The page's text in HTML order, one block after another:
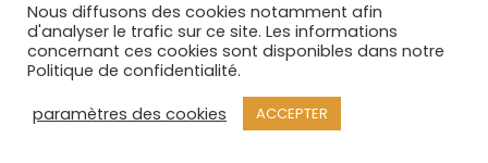
Nous diffusons des cookies notamment afin
d'analyser le trafic sur ce site. Les informations
concernant ces cookies sont disponibles dans notre
Politique de confidentialité.
paramètres des cookies
ACCEPTER